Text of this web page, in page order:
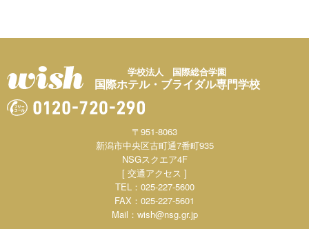
学校法人 国際総合学園
国際ホテル・ブライダル専門学校
〒951-8063
新潟市中央区古町通7番町935
NSGスクエア4F
[ 交通アクセス ]
TEL：025-227-5600
FAX：025-227-5601
Mail： wish@nsg.gr.jp